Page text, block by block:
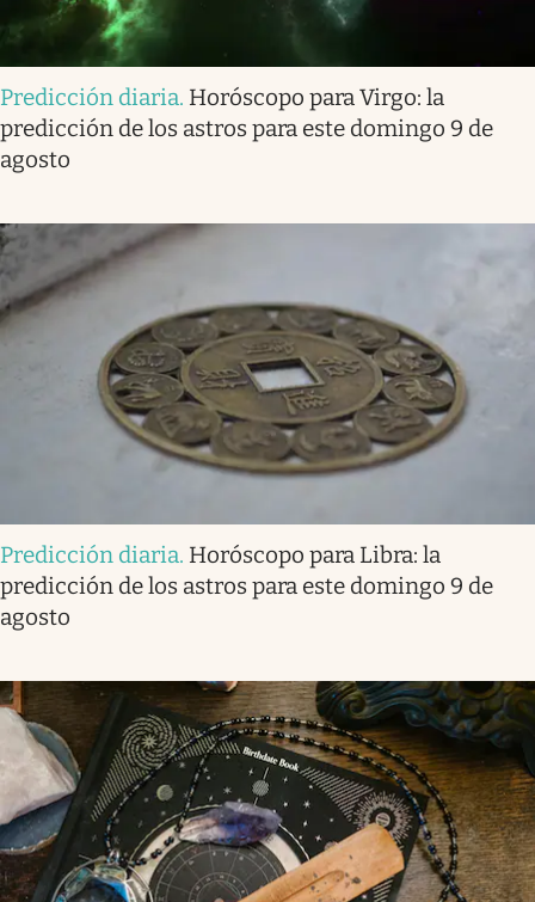
Predicción diaria. Horóscopo para Virgo: la
predicción de los astros para este domingo 9 de
agosto
Predicción diaria. Horóscopo para Libra: la
predicción de los astros para este domingo 9 de
agosto